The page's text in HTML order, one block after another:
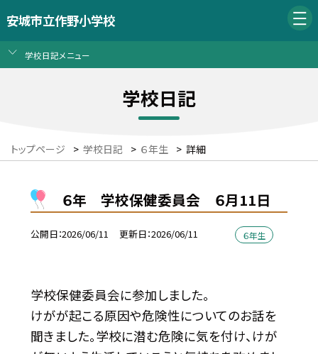
安城市立作野小学校
学校日記メニュー
学校日記
トップページ > 学校日記 > ６年生 > 詳細
６年 学校保健委員会 ６月11日
公開日 2026/06/11 更新日 2026/06/11 ６年生
学校保健委員会に参加しました。
けがが起こる原因や危険性についてのお話を
聞きました。学校に潜む危険に気を付け、けが